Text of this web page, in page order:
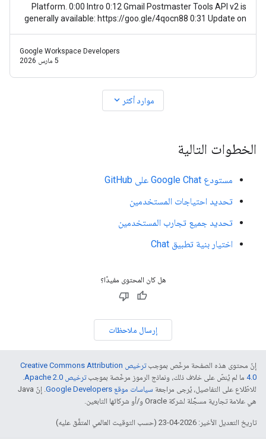
Platform. 0:00 Intro 0:12 Gmail Postmaster Tools API v2 is
generally available: https://goo.gle/4qocn88 0:31 Update on
Google Workspace Developers
5 مارس 2026
موارد أكثر expand_more
الخطوات التالية
مستودع Google Chat على GitHub
تحديد احتياجات المستخدمين
تحديد جميع تجارب المستخدمين
اختيار بنية تطبيق Chat
هل كان المحتوى مفيدًا؟
إرسال ملاحظات
إنّ محتوى هذه الصفحة مرخّص بموجب
ترخيص Creative Commons Attribution
4.0‏ ما لم يُنصّ على خلاف ذلك، ونماذج الرموز مرخّصة بموجبترخيص Apache 2.0‏
للاطّلاع على التفاصيل، يُرجى مراجعة سياسات موقع Google Developers‏
. إنّ Java
هي علامة تجارية مسجَّلة لشركة Oracle و/أو شركائها التابعين.
تاريخ التعديل الأخير: 2026-04-23 (حسب التوقيت العالمي المتفَّق عليه)